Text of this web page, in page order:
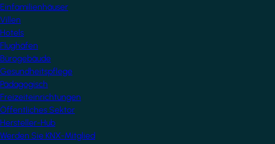
Einfamilienhäuser
Villen
Hotels
Flughäfen
Bürogebäude
Gesundheitspflege
Pädagogisch
Freizeiteinrichtungen
Öffentliches Sektor
Hersteller-Hub
Werden Sie KNX-Mitglied